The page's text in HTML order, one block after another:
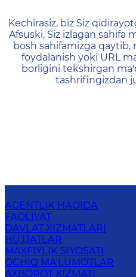
404 —
Kechirasiz, biz Siz
Afsuski, Siz izlagan sahifa
bosh sahifamizga qaytib,
foydalanish yoki URL
borligini tekshirgan
tashrifingizdan
AGENTLIK HAQIDA
FAOLIYAT
DAVLAT XIZMATLARI
HUJJATLAR
MAXFIYLIK SIYOSATI
OCHIQ MA'LUMOTLAR
AXBOROT XIZMATI